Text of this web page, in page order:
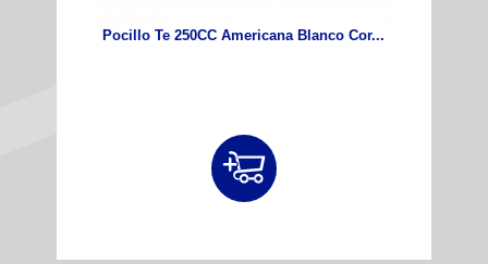
Pocillo Te 250CC Americana Blanco Cor...